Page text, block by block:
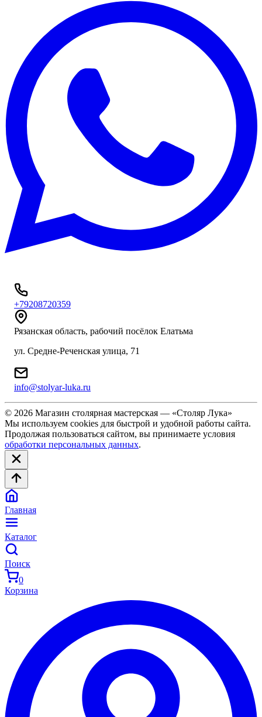
+79208720359
Рязанская область, рабочий посёлок Елатьма
ул. Средне-Реченская улица, 71
info@stolyar-luka.ru
© 2026 Магазин столярная мастерская — «Столяр Лука»
Мы используем cookies для быстрой и удобной работы сайта.
Продолжая пользоваться сайтом, вы принимаете условия
обработки персональных данных.
Главная
Каталог
Поиск
0
Корзина